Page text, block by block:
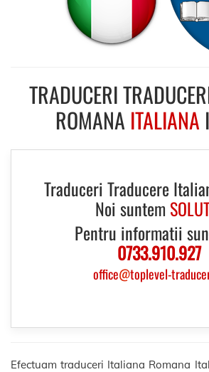
TRADUCERI
ROMANA ITALIANA
Traduceri Traducere
Noi suntem
Pentru informatii
0733.910.927
office@toplevel-
Efectuam traduceri Italiana Romana